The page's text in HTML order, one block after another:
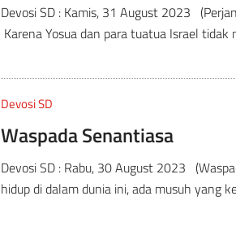
Devosi SD : Kamis, 31 August 2023
Karena Yosua dan para tuatua Israel tidak
Devosi SD
Waspada Senantiasa
Devosi SD : Rabu, 30 August 2023
hidup di dalam dunia ini, ada musuh yang